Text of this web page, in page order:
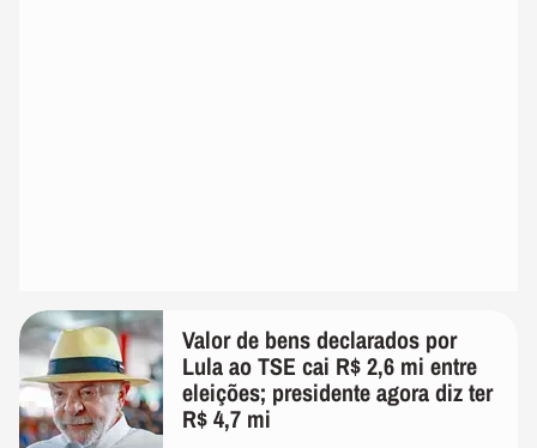
Valor de bens declarados por
Lula ao TSE cai R$ 2,6 mi entre
eleições; presidente agora diz ter
R$ 4,7 mi